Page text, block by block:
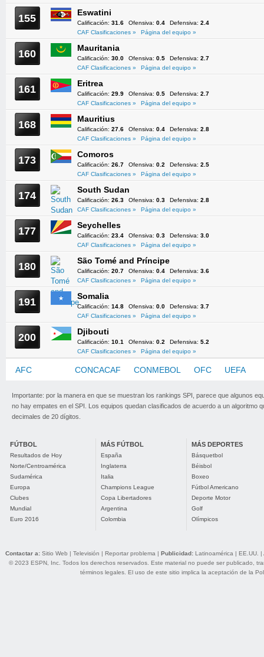
155 Eswatini
Calificación: 31.6 Ofensiva: 0.4 Defensiva: 2.4
CAF Clasificaciones »
Página del equipo »
160 Mauritania
Calificación: 30.0 Ofensiva: 0.5 Defensiva: 2.7
CAF Clasificaciones »
Página del equipo »
161 Eritrea
Calificación: 29.9 Ofensiva: 0.5 Defensiva: 2.7
CAF Clasificaciones »
Página del equipo »
168 Mauritius
Calificación: 27.6 Ofensiva: 0.4 Defensiva: 2.8
CAF Clasificaciones »
Página del equipo »
173 Comoros
Calificación: 26.7 Ofensiva: 0.2 Defensiva: 2.5
CAF Clasificaciones »
Página del equipo »
174 South Sudan
Calificación: 26.3 Ofensiva: 0.3 Defensiva: 2.8
CAF Clasificaciones »
Página del equipo »
177 Seychelles
Calificación: 23.4 Ofensiva: 0.3 Defensiva: 3.0
CAF Clasificaciones »
Página del equipo »
180 São Tomé and Príncipe
Calificación: 20.7 Ofensiva: 0.4 Defensiva: 3.6
CAF Clasificaciones »
Página del equipo »
191 Somalia
Calificación: 14.8 Ofensiva: 0.0 Defensiva: 3.7
CAF Clasificaciones »
Página del equipo »
200 Djibouti
Calificación: 10.1 Ofensiva: 0.2 Defensiva: 5.2
CAF Clasificaciones »
Página del equipo »
AFC CONCACAF CONMEBOL OFC UEFA
Importante: por la manera en que se muestran los rankings SPI, parece que algunos
no hay empates en el SPI. Los equipos quedan clasificados de acuerdo a un algoritmo
decimales de 20 dígitos.
FÚTBOL
Resultados de Hoy
Norte/Centroamérica
Sudamérica
Europa
Clubes
Mundial
Euro 2016
MÁS FÚTBOL
España
Inglaterra
Italia
Champions League
Copa Libertadores
Argentina
Colombia
MÁS DEPORTES
Básquetbol
Béisbol
Boxeo
Fútbol Americano
Deporte Motor
Golf
Olímpicos
Contactar a: Sitio Web | Televisión | Reportar problema | Publicidad: Latinoamérica | EE.UU. |
© 2023 ESPN, Inc. Todos los derechos reservados. Este material no puede ser publicado,
términos legales. El uso de este sitio implica la aceptación de la